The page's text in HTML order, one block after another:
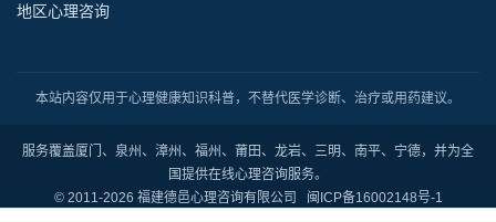
地区心理咨询
本站内容仅用于心理健康知识科普，不替代医学诊断、治疗或用药建议。
服务覆盖厦门、泉州、漳州、福州、莆田、龙岩、三明、南平、宁德，并为全
国提供在线心理咨询服务。
© 2011-2026 福建德邑心理咨询有限公司
闽ICP备16002148号-1